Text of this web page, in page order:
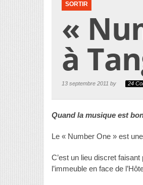
SORTIR
«
à
13 septembre 2011 by 24
Quand la musique est
Le « Number One » est
C’est un lieu discret
l’immeuble en face de